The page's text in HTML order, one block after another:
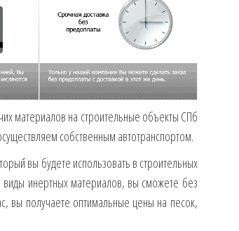
материалов на строительные объекты СПб
собственным автотранспортом.
вы будете использовать в строительных
виды инертных материалов, вы сможете без
вы получаете оптимальные цены на песок,